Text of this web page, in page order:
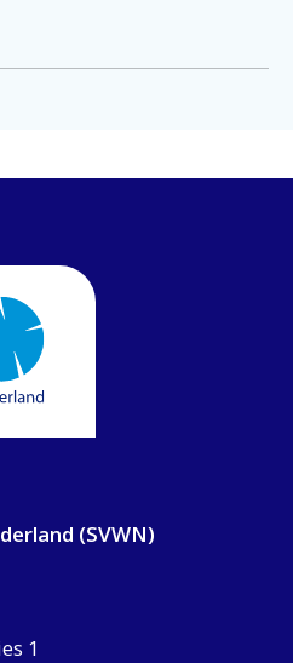
(SVWN)
1